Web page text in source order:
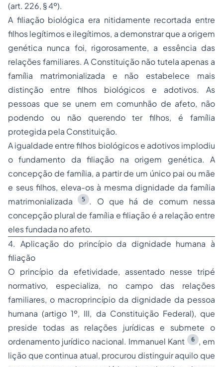
(art. 226, § 4º).
A filiação biológica era nitidamente recortada entre
filhos legítimos e ilegítimos, a demonstrar que a origem
genética nunca foi, rigorosamente, a essência das
relações familiares. A Constituição não tutela apenas a
família matrimonializada e não estabelece mais
distinção entre filhos biológicos e adotivos. As
pessoas que se unem em comunhão de afeto, não
podendo ou não querendo ter filhos, é família
protegida pela Constituição.
A igualdade entre filhos biológicos e adotivos implodiu
o fundamento da filiação na origem genética. A
concepção de família, a partir de um único pai ou mãe
e seus filhos, eleva-os à mesma dignidade da família
matrimonializada 5
. O que há de comum nessa
concepção plural de família e filiação é a relação entre
eles fundada no afeto.
4. Aplicação do princípio da dignidade humana à
filiação
O princípio da efetividade, assentado nesse tripé
normativo, especializa, no campo das relações
familiares, o macroprincípio da dignidade da pessoa
humana (artigo 1º, III, da Constituição Federal), que
preside todas as relações jurídicas e submete o
ordenamento jurídico nacional. Immanuel Kant
6 , em
lição que continua atual, procurou distinguir aquilo que